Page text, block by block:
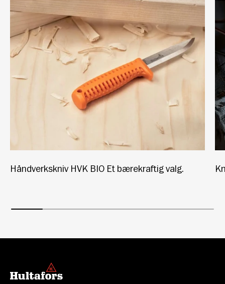
Håndverkskniv HVK BIO Et bærekraftig valg.